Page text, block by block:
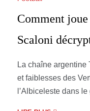
Comment
Scaloni
La chaîne argentine
et faiblesses des
l’Albiceleste dans